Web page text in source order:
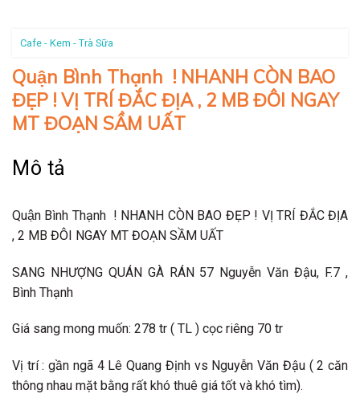
Cafe - Kem - Trà Sữa
Quận Bình Thạnh ! NHANH CÒN BAO
ĐẸP ! VỊ TRÍ ĐẮC ĐỊA , 2 MB ĐÔI NGAY
MT ĐOẠN SẦM UẤT
Mô tả
Quận Bình Thạnh ! NHANH CÒN BAO ĐẸP ! VỊ TRÍ ĐẮC ĐỊA
, 2 MB ĐÔI NGAY MT ĐOẠN SẦM UẤT
SANG NHƯỢNG QUÁN GÀ RÁN 57 Nguyễn Văn Đậu, F.7 ,
Bình Thạnh
Giá sang mong muốn: 278 tr ( TL ) cọc riêng 70 tr
Vị trí : gần ngã 4 Lê Quang Định vs Nguyễn Văn Đậu ( 2 căn
thông nhau mặt bằng rất khó thuê giá tốt và khó tìm).